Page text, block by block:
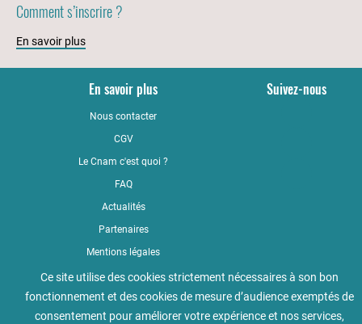
Comment s’inscrire ?
En savoir plus
En savoir plus
Nous contacter
CGV
Le Cnam c'est quoi ?
FAQ
Actualités
Partenaires
Mentions légales
Qualité
Règlement intérieur
Accessibilité : non conforme
Suivez-nous
Ce site utilise des cookies strictement nécessaires à son bon
fonctionnement et des cookies de mesure d’audience exemptés de
consentement pour améliorer votre expérience et nos services,